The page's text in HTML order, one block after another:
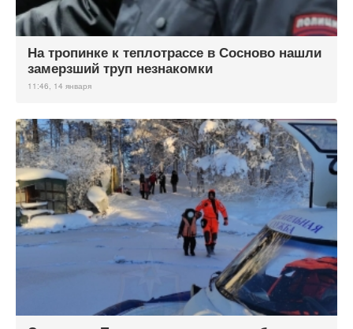
На тропинке к теплотрассе в Сосново нашли
замерзший труп незнакомки
11:46, 14 января